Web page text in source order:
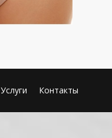
Услуги Контакты